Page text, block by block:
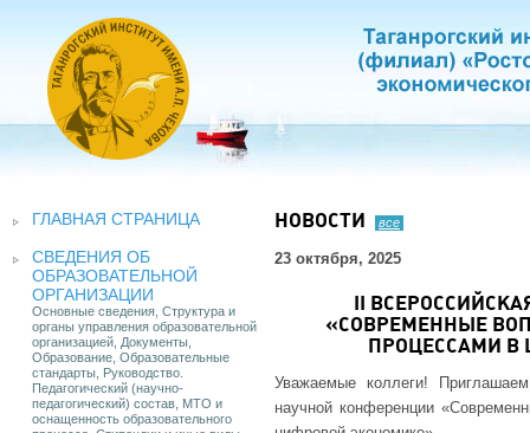
ГЛАВНАЯ СТРАНИЦА
СВЕДЕНИЯ ОБ
ОБРАЗОВАТЕЛЬНОЙ
ОРГАНИЗАЦИИ
Основные сведения, Структура и
органы управления образовательной
организацией, Документы,
Образование, Образовательные
стандарты, Руководство.
Педагогический (научно-
педагогический) состав, МТО и
оснащенность образовательного
НОВОСТИ все
23 октября, 2025
II
«СОВРЕМЕННЫЕ
ПРОЦЕССАМИ
Уважаемые коллеги!
научной конференции